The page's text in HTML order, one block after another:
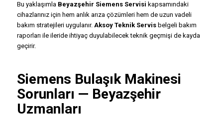
Bu yaklaşımla Beyazşehir Siemens Servisi kapsamındaki
cihazlarınız için hem anlık arıza çözümleri hem de uzun vadeli
bakım stratejileri uygulanır. Aksoy Teknik Servisbelgeli bakım
raporları ile ileride ihtiyaç duyulabilecek teknik geçmişi de kayda
geçirir.
Siemens Bulaşık Makinesi
Sorunları — Beyazşehir
Uzmanları